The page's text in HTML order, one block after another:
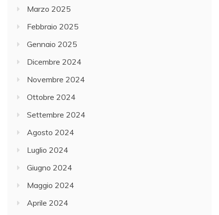
Marzo 2025
Febbraio 2025
Gennaio 2025
Dicembre 2024
Novembre 2024
Ottobre 2024
Settembre 2024
Agosto 2024
Luglio 2024
Giugno 2024
Maggio 2024
Aprile 2024